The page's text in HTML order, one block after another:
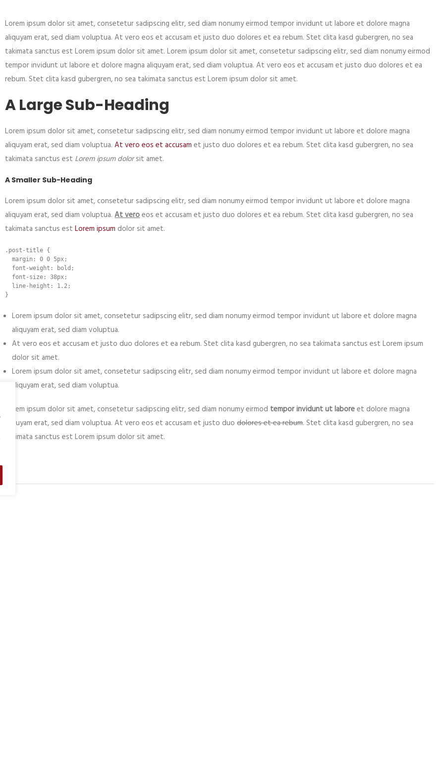
Lorem ipsum dolor sit amet, consetetur sadipscing elitr, sed diam nonumy eirmod tempor invidunt ut labore et dolore magna
aliquyam erat, sed diam voluptua. At vero eos et accusam et justo duo dolores et ea rebum. Stet clita kasd gubergren, no sea
takimata sanctus est Lorem ipsum dolor sit amet. Lorem ipsum dolor sit amet, consetetur sadipscing elitr, sed diam nonumy eirmod
tempor invidunt ut labore et dolore magna aliquyam erat, sed diam voluptua. At vero eos et accusam et justo duo dolores et ea
rebum. Stet clita kasd gubergren, no sea takimata sanctus est Lorem ipsum dolor sit amet.
A Large Sub-Heading
Lorem ipsum dolor sit amet, consetetur sadipscing elitr, sed diam nonumy eirmod tempor invidunt ut labore et dolore magna
aliquyam erat, sed diam voluptua.At vero eos et accusam et justo duo dolores et ea rebum. Stet clita kasd gubergren, no sea
takimata sanctus est Lorem ipsum dolorsit amet.
A Smaller Sub-Heading
Lorem ipsum dolor sit amet, consetetur sadipscing elitr, sed diam nonumy eirmod tempor invidunt ut labore et dolore magna
aliquyam erat, sed diam voluptua.At veroeos et accusam et justo duo dolores et ea rebum. Stet clita kasd gubergren, no sea
takimata sanctus estLorem ipsum dolor sit amet.
.post-title {
  margin: 0 0 5px;
  font-weight: bold;
  font-size: 38px;
  line-height: 1.2;
}
Lorem ipsum dolor sit amet, consetetur sadipscing elitr, sed diam nonumy eirmod tempor invidunt ut labore et dolore magna
aliquyam erat, sed diam voluptua.
At vero eos et accusam et justo duo dolores et ea rebum. Stet clita kasd gubergren, no sea takimata sanctus est Lorem ipsum
dolor sit amet.
Lorem ipsum dolor sit amet, consetetur sadipscing elitr, sed diam nonumy eirmod tempor invidunt ut labore et dolore magna
aliquyam erat, sed diam voluptua.
Lorem ipsum dolor sit amet, consetetur sadipscing elitr, sed diam nonumy eirmod tempor invidunt ut laboreet dolore magna
aliquyam erat, sed diam voluptua. At vero eos et accusam et justo duodolores et ea rebum. Stet clita kasd gubergren, no sea
takimata sanctus est Lorem ipsum dolor sit amet.